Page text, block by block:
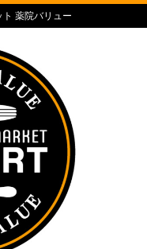
薬院バリュー